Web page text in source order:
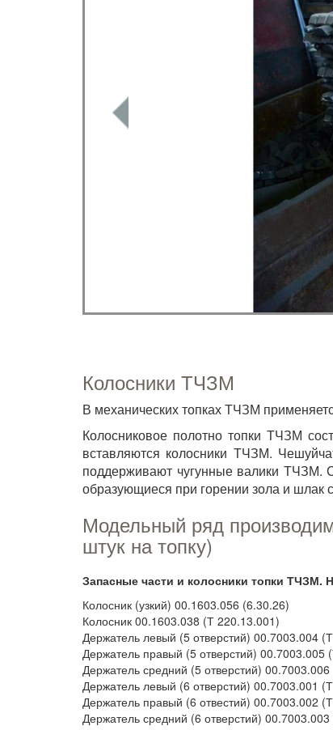
Колосники ТЧЗМ
В механических топках ТЧЗМ
Колосниковое полотно топки ТЧЗМ
вставляются колосники ТЧЗМ.
поддерживают чугунные валики ТЧЗМ.
образующиеся при горении зола и шлак
Модельный ряд
штук на топку)
Запасные части и колосники топки ТЧЗМ.
Колосник (узкий) 00.1603.056 (6.30.26)
Колосник 00.1603.038 (Т 220.13.001)
Держатель левый (5 отверстий) 00.7003.004
Держатель правый (5 отверстий) 00.7003.005
Держатель средний (5 отверстий)
Держатель левый (6 отверстий) 00.7003.001
Держатель правый (6 отвестий) 00.7003.002
Держатель средний (6 отверстий)